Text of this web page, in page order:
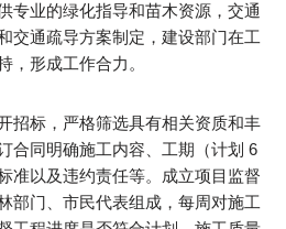
专业的绿化指导和苗木资源，交通
交通疏导方案制定，建设部门在工
，形成工作合力。​
招标，严格筛选具有相关资质和丰
合同明确施工内容、工期（计划 6
准以及违约责任等。成立项目监督
部门、市民代表组成，每周对施工